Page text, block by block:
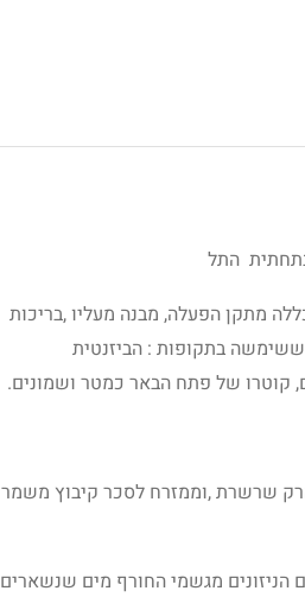
בתחתית התל
מתקן הפעלה, מבנה מעליו ,בריכות
ששימשה בתקופות : הביזנטית
קוטרו של פתח הבאר כמטר ושמונים.
שרשרת ,וממזרח לסכר קיבוץ משמר
הניזונים מגשמי החורף מים שנשארים